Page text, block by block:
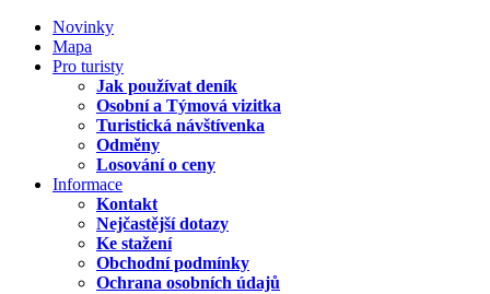
Novinky
Mapa
Pro turisty
Jak používat deník
Osobní a Týmová vizitka
Turistická návštívenka
Odměny
Losování o ceny
Informace
Kontakt
Nejčastější dotazy
Ke stažení
Obchodní podmínky
Ochrana osobních údajů